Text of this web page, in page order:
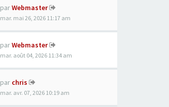
parWebmaster
mar. mai 26, 2026 11:17 am
parWebmaster
mar. août 04, 2026 11:34 am
par chris
mar. avr. 07, 2026 10:19 am